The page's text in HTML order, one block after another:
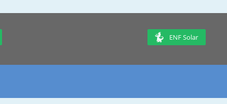
ENF Solar